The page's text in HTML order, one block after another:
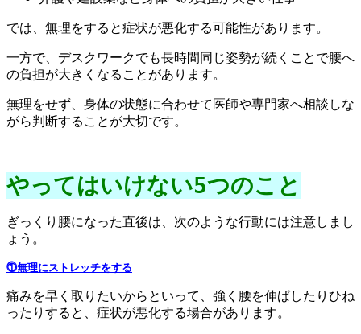
では、無理をすると症状が悪化する可能性があります。
一方で、デスクワークでも長時間同じ姿勢が続くことで腰へ
の負担が大きくなることがあります。
無理をせず、身体の状態に合わせて医師や専門家へ相談しな
がら判断することが大切です。
やってはいけない5つのこと
ぎっくり腰になった直後は、次のような行動には注意しまし
ょう。
⓵無理にストレッチをする
痛みを早く取りたいからといって、強く腰を伸ばしたりひね
ったりすると、症状が悪化する場合があります。